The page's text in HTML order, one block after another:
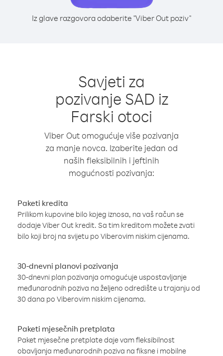
Iz glave razgovora odaberite "Viber Out poziv"
Savjeti za
pozivanje SAD iz
Farski otoci
Viber Out omogućuje više pozivanja
za manje novca. Izaberite jedan od
naših fleksibilnih i jeftinih
mogućnosti pozivanja:
Paketi kredita
Prilikom kupovine bilo kojeg iznosa, na vaš račun se
dodaje Viber Out kredit. Sa tim kreditom možete zvati
bilo koji broj na svijetu po Viberovim niskim cijenama.
30-dnevni planovi pozivanja
30-dnevni plan pozivanja omogućuje uspostavljanje
međunarodnih poziva na željeno odredište u trajanju od
30 dana po Viberovim niskim cijenama.
Paketi mjesečnih pretplata
Paket mjesečne pretplate daje vam fleksibilnost
obavljanja međunarodnih poziva na fiksne i mobilne